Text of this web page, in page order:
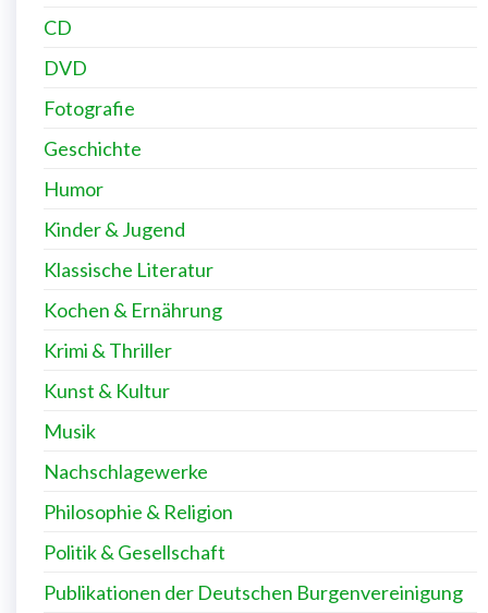
CD
DVD
Fotografie
Geschichte
Humor
Kinder & Jugend
Klassische Literatur
Kochen & Ernährung
Krimi & Thriller
Kunst & Kultur
Musik
Nachschlagewerke
Philosophie & Religion
Politik & Gesellschaft
Publikationen der Deutschen Burgenvereinigung